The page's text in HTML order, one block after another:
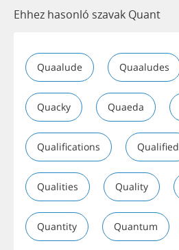
Ehhez hasonló szavak Quant
Quaalude Quaaludes
Quacky Quaeda
Qualifications Qualified
Qualities Quality
Quantity Quantum